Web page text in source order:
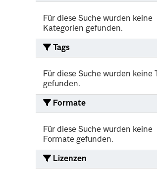
Für diese Suche wurden keine
Kategorien gefunden.
Tags
Für diese Suche wurden keine
gefunden.
Formate
Für diese Suche wurden keine
Formate gefunden.
Lizenzen